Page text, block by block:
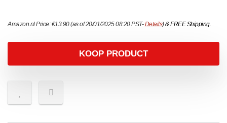
Amazon.nl Price:€13.90(as of 20/01/2025 08:20 PST-Details)&FREE Shipping.
KOOP PRODUCT